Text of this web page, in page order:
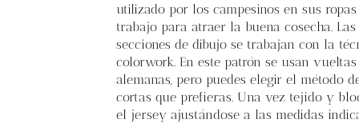
utilizado por los campesinos en sus ropas
trabajo para atraer la buena cosecha. Las
secciones de dibujo se trabajan con la
colorwork. En este patrón se usan
alemanas, pero puedes elegir el método
cortas que prefieras. Una vez tejido y
el jersey ajustándose a las medidas